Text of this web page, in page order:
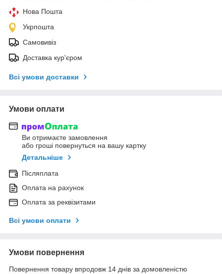
Нова Пошта
Укрпошта
Самовивіз
Доставка кур'єром
Всі умови доставки
Умови оплати
Ви отримаєте замовлення
або гроші повернуться на вашу картку
Детальніше
Післяплата
Оплата на рахунок
Оплата за реквізитами
Всі умови оплати
Умови повернення
Повернення товару впродовж 14 днів за домовленістю